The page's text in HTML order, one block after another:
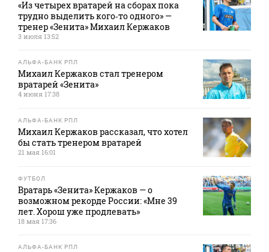
«Из четырех вратарей на сборах пока
трудно выделить кого‑то одного» —
тренер «Зенита» Михаил Кержаков
3 июля 13:52
АЛЬФА-БАНК РПЛ
Михаил Кержаков стал тренером
вратарей «Зенита»
4 июня 17:38
АЛЬФА-БАНК РПЛ
Михаил Кержаков рассказал, что хотел
бы стать тренером вратарей
21 мая 16:01
ФУТБОЛ
Вратарь «Зенита» Кержаков — о
возможном рекорде России: «Мне 39
лет. Хорош уже продлевать»
18 мая 17:36
АЛЬФА-БАНК РПЛ